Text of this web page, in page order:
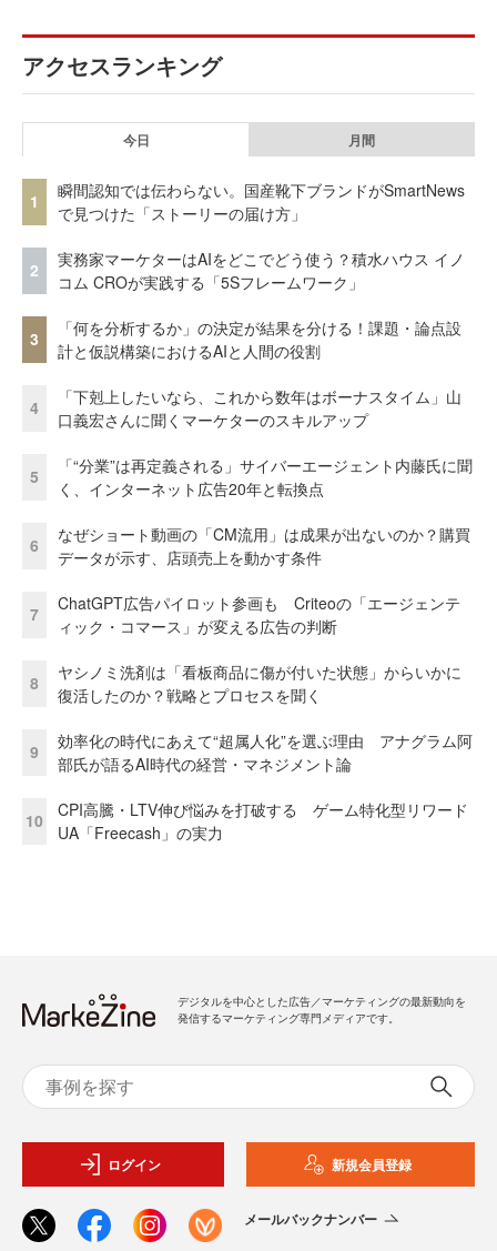
アクセスランキング
今日 月間
1
瞬間認知では伝わらない。国産靴下ブランドがSmartNews
で見つけた「ストーリーの届け方」
2
実務家マーケターはAIをどこでどう使う？積水ハウス イノ
コム CROが実践する「5Sフレームワーク」
3
「何を分析するか」の決定が結果を分ける！課題・論点設
計と仮説構築におけるAIと人間の役割
4
「下剋上したいなら、これから数年はボーナスタイム」山
口義宏さんに聞くマーケターのスキルアップ
5
「“分業”は再定義される」サイバーエージェント内藤氏に聞
く、インターネット広告20年と転換点
6
なぜショート動画の「CM流用」は成果が出ないのか？購買
データが示す、店頭売上を動かす条件
7
ChatGPT広告パイロット参画も Criteoの「エージェンテ
ィック・コマース」が変える広告の判断
8
ヤシノミ洗剤は「看板商品に傷が付いた状態」からいかに
復活したのか？戦略とプロセスを聞く
9
効率化の時代にあえて“超属人化”を選ぶ理由 アナグラム阿
部氏が語るAI時代の経営・マネジメント論
10
CPI高騰・LTV伸び悩みを打破する ゲーム特化型リワード
UA「Freecash」の実力
デジタルを中心とした広告／マーケティングの最新動向を
発信するマーケティング専門メディアです。
ログイン 新規会員登録
メールバックナンバー